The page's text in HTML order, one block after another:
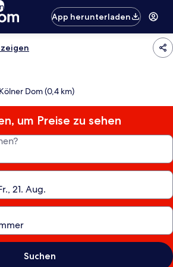
App herunterladen
Dom (0,4 km)
um Preise zu sehen
Suchen